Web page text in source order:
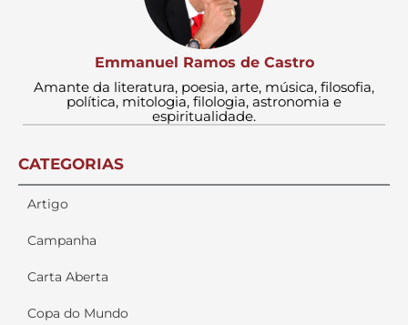
Emmanuel Ramos de Castro
Amante da literatura, poesia, arte, música, filosofia,
política, mitologia, filologia, astronomia e
espiritualidade.
CATEGORIAS
Artigo
Campanha
Carta Aberta
Copa do Mundo